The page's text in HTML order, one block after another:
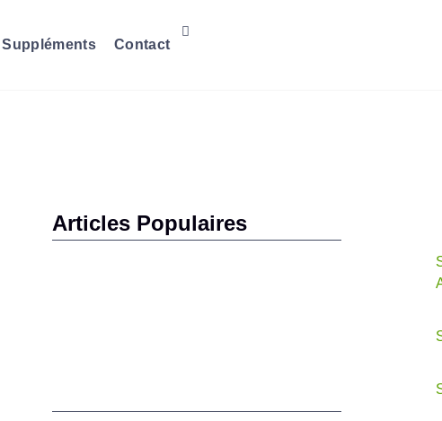
Suppléments Contact
Articles Populaires